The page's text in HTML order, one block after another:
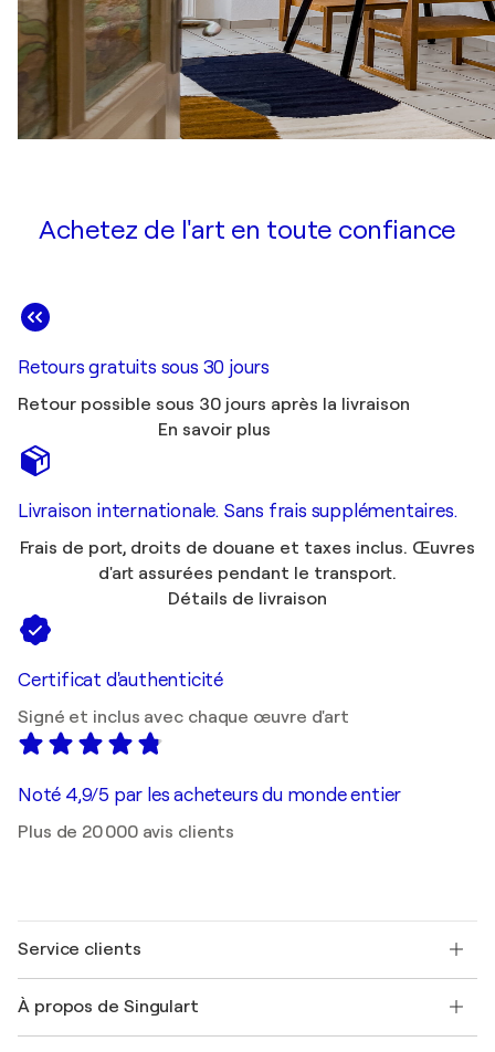
Achetez de l'art en toute confiance
Retours gratuits sous 30 jours
Retour possible sous 30 jours après la livraison
En savoir plus
Livraison internationale. Sans frais supplémentaires.
Frais de port, droits de douane et taxes inclus. Œuvres
d'art assurées pendant le transport.
Détails de livraison
Certificat d'authenticité
Signé et inclus avec chaque œuvre d'art
Noté 4,9/5 par les acheteurs du monde entier
Plus de 20 000 avis clients
Service clients
Expédition
À propos de Singulart